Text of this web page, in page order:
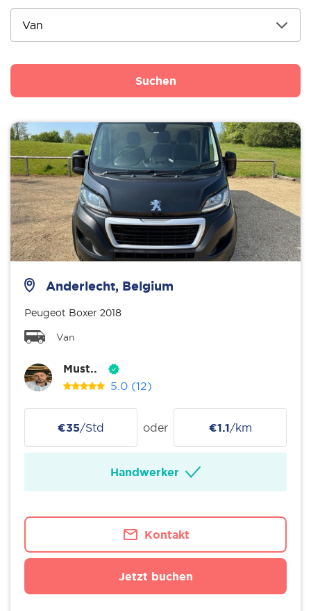
Suchen
Anderlecht, Belgium
Peugeot Boxer 2018
Van
Must..
5.0 (12)
€35/Std oder €1.1/km
Handwerker
Kontakt
Jetzt buchen